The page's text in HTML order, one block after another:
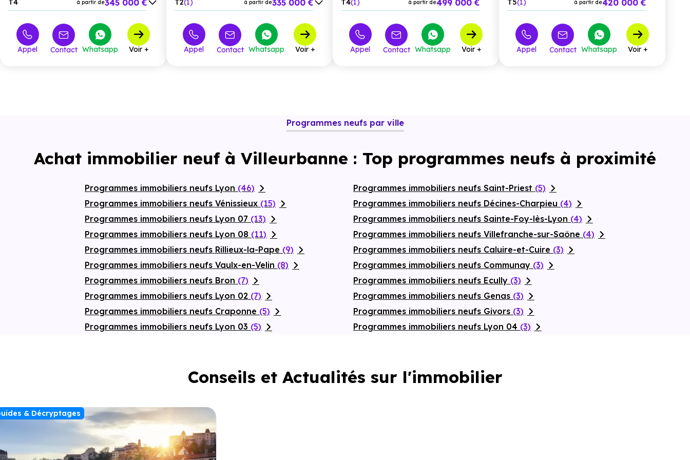
T4 à partir de345 000 €
Appel Contact Whatsapp Voir +
investissement immobilier, dans un
quartier bien desservi et en pleine
T2 1 à partir de335 000 €
T4 20 à partir de430 000 €
T5 3 à partir de555 000 €
Appel Contact Whatsapp Voir +
T4 1 à partir de499 000 €
Appel Contact Whatsapp Voir +
T5 1 à partir de420 000 €
Appel Contact Whatsapp Voir +
Programmes neufs par ville
Achat immobilier neuf à Villeurbanne : Top programmes neufs à proximité
Programmes immobiliers neufs Lyon (46)
Programmes immobiliers neufs Vénissieux (15)
Programmes immobiliers neufs Lyon 07 (13)
Programmes immobiliers neufs Lyon 08 (11)
Programmes immobiliers neufs Rillieux-la-Pape (9)
Programmes immobiliers neufs Vaulx-en-Velin (8)
Programmes immobiliers neufs Bron (7)
Programmes immobiliers neufs Lyon 02 (7)
Programmes immobiliers neufs Craponne (5)
Programmes immobiliers neufs Lyon 03 (5)
Programmes immobiliers neufs Saint-Priest (5)
Programmes immobiliers neufs Décines-Charpieu (4)
Programmes immobiliers neufs Sainte-Foy-lès-Lyon (4)
Programmes immobiliers neufs Villefranche-sur-Saône (4)
Programmes immobiliers neufs Caluire-et-Cuire (3)
Programmes immobiliers neufs Communay (3)
Programmes immobiliers neufs Ecully (3)
Programmes immobiliers neufs Genas (3)
Programmes immobiliers neufs Givors (3)
Programmes immobiliers neufs Lyon 04 (3)
Conseils et Actualités sur l'immobilier
& Décryptages